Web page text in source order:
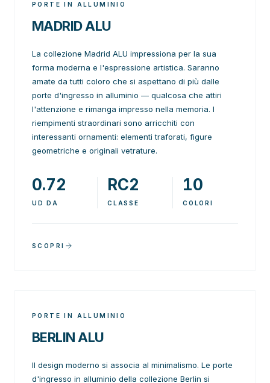
PORTE IN ALLUMINIO
MADRID ALU
La collezione Madrid ALU impressiona per la sua
forma moderna e l'espressione artistica. Saranno
amate da tutti coloro che si aspettano di più dalle
porte d'ingresso in alluminio — qualcosa che attiri
l'attenzione e rimanga impresso nella memoria. I
riempimenti straordinari sono arricchiti con
interessanti ornamenti: elementi traforati, figure
geometriche e originali vetrature.
0.72
UD DA
RC2
CLASSE
10
COLORI
SCOPRI
PORTE IN ALLUMINIO
BERLIN ALU
Il design moderno si associa al minimalismo. Le porte
d'ingresso in alluminio della collezione Berlin si